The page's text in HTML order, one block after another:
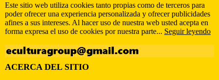
Este sitio web utiliza cookies tanto propias como de terceros para
poder ofrecer una experiencia personalizada y ofrecer publicidades
afines a sus intereses. Al hacer uso de nuestra web usted acepta en
forma expresa el uso de cookies por nuestra parte... Seguir leyendo
ACERCA DEL SITIO